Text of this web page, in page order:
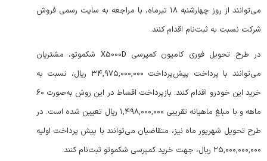
می‌توانند از روز چهارشنبه ۱۸ تیرماه، با مراجعه به سایت رسمی فروش
شرکت نسبت به ثبت‌نام اقدام کنند.
در طرح تحویل فوری کامیون کمپرسی X5000D شکموتو، مشتریان
می‌توانند با پرداخت پیش‌پرداخت ۳۴,۹۷۵,۰۰۰,۰۰۰ ریال، نسبت به
خرید این خودرو اقدام کنند. بازپرداخت اقساط در این روش به‌صورت ۶۰
ماهه و با مبلغ ماهیانه تقریبی ۱,۴۹۸,۰۰۰,۰۰۰ ریال تعیین شده است. در
طرح تحویل شهریور ماه نیز، متقاضیان می‌توانند با پیش پرداخت اولیه
۲۵,۰۰۰,۰۰۰,۰۰۰ ریال، جهت خرید کمپرسی شکموتو ثبت‌نام کنند.